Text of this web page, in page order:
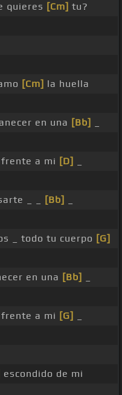
quieres [Cm] tu?
[Cm] la huella
en una [Bb]
a mi [D]
_ _ [Bb]
_ todo tu cuerpo [G]
en una [Bb]
a mi [G]
escondido de mi